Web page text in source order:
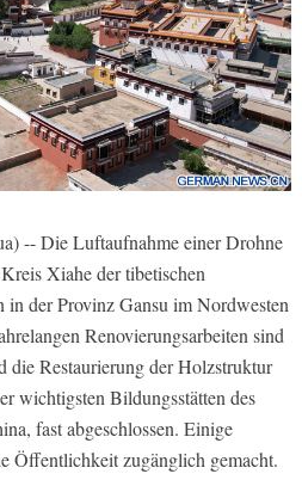
-- Die Luftaufnahme einer Drohne
Xiahe der tibetischen
in der Provinz Gansu im Nordwesten
Renovierungsarbeiten sind
die Restaurierung der Holzstruktur
wichtigsten Bildungsstätten des
fast abgeschlossen. Einige
Öffentlichkeit zugänglich gemacht.